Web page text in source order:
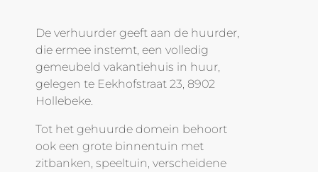
De verhuurder geeft aan de huurder,
die ermee instemt, een volledig
gemeubeld vakantiehuis in huur,
gelegen te Eekhofstraat 23, 8902
Hollebeke.
Tot het gehuurde domein behoort
ook een grote binnentuin met
zitbanken, speeltuin, verscheidene